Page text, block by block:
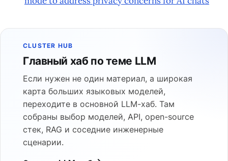
CLUSTER HUB
Главный хаб по теме LLM
Если нужен не один материал, а широкая
карта больших языковых моделей,
переходите в основной LLM-хаб. Там
собраны выбор моделей, API, open-source
стек, RAG и соседние инженерные
сценарии.